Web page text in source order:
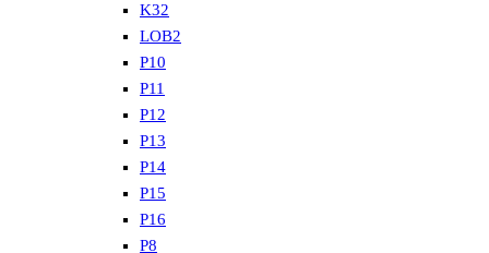
K32
LOB2
P10
P11
P12
P13
P14
P15
P16
P8